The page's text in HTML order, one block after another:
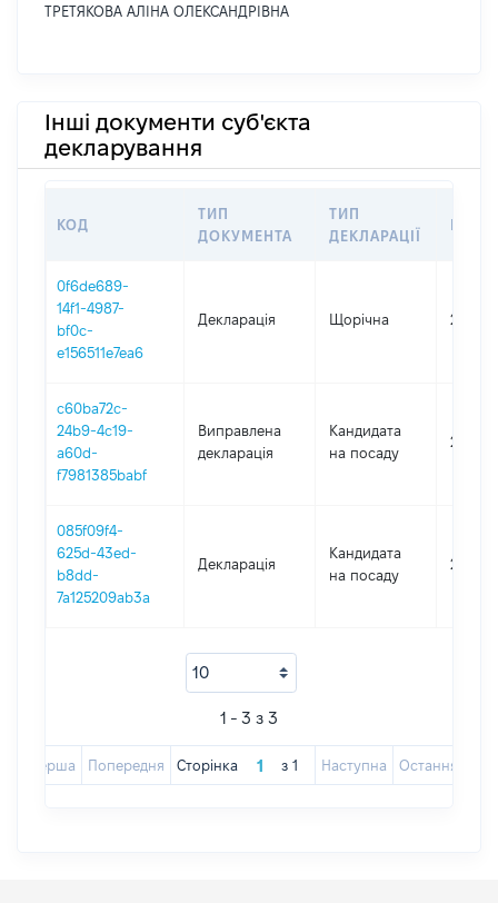
ТРЕТЯКОВА АЛІНА ОЛЕКСАНДРІВНА
Інші документи суб'єкта
декларування
КОД
ТИП
ДОКУМЕНТА
ТИП
ДЕКЛАРАЦІЇ
0f6de689-
14f1-4987-
bf0c-
e156511e7ea6
Декларація Щорічна 2024
c60ba72c-
24b9-4c19-
a60d-
f7981385babf
Виправлена
декларація
Кандидата
на посаду
2024
085f09f4-
625d-43ed-
b8dd-
7a125209ab3a
Декларація
Кандидата
на посаду
2024
1 - 3 з 3
Перша Попередня Сторінка з 1 Наступна Остання